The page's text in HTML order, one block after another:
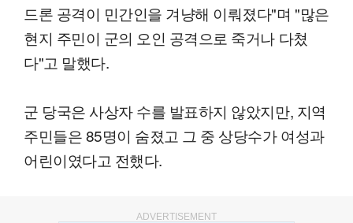
드론 공격이 민간인을 겨냥해 이뤄졌다"며 "많은
현지 주민이 군의 오인 공격으로 죽거나 다쳤
다"고 말했다.
군 당국은 사상자 수를 발표하지 않았지만, 지역
주민들은 85명이 숨졌고 그 중 상당수가 여성과
어린이였다고 전했다.
ADVERTISEMENT